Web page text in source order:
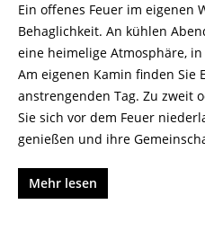
Ein offenes Feuer im eigenen
Behaglichkeit. An kühlen
eine heimelige Atmosphäre,
Am eigenen Kamin finden Sie
anstrengenden Tag. Zu zweit
Sie sich vor dem Feuer
genießen und ihre
Mehr lesen